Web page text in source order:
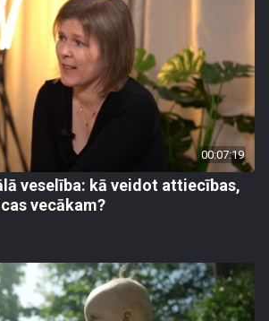
00:07:19
veselība: kā veidot attiecības,
vecākam?